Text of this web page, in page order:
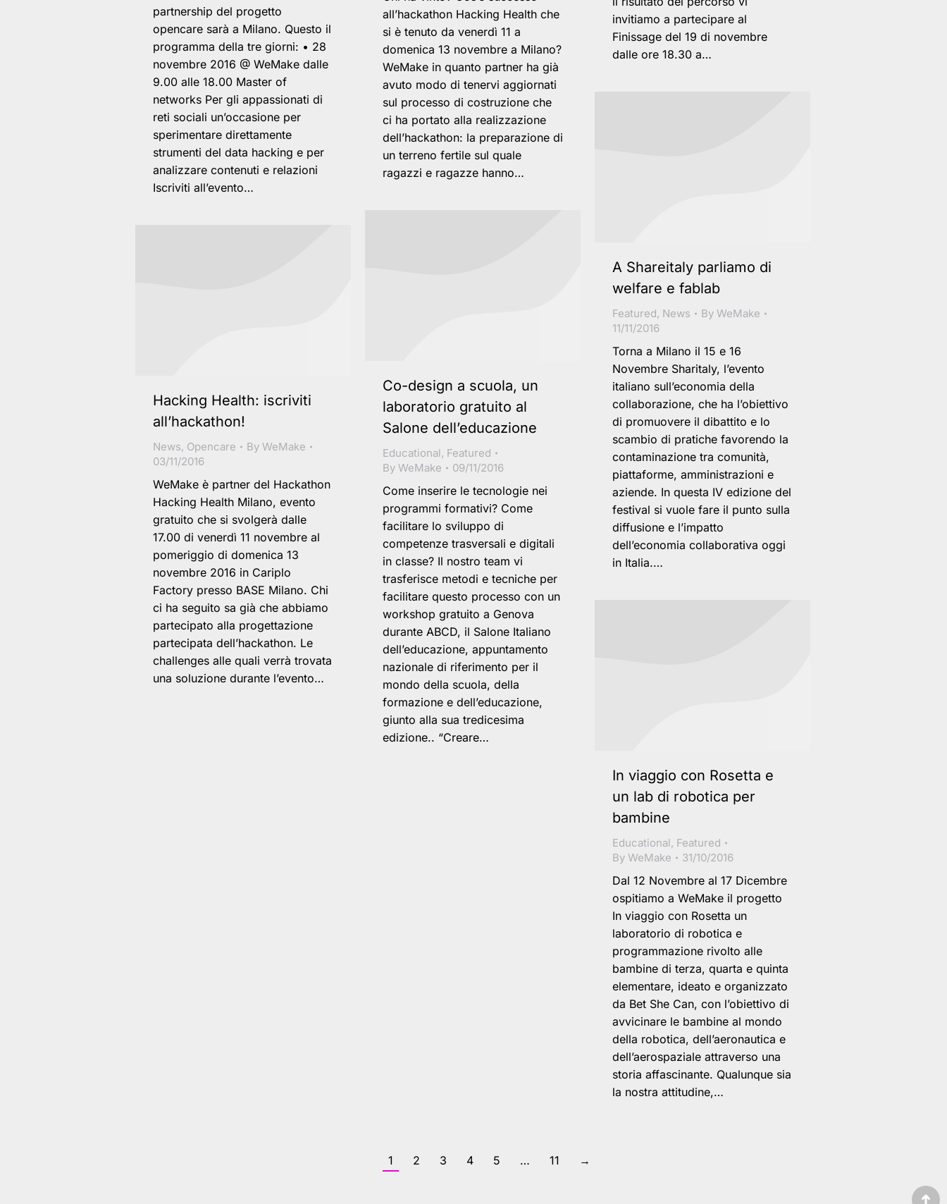
partnership del progetto
opencare sarà a Milano. Questo il
programma della tre giorni: • 28
novembre 2016 @ WeMake dalle
9.00 alle 18.00 Master of
networks Per gli appassionati di
reti sociali un’occasione per
sperimentare direttamente
strumenti del data hacking e per
analizzare contenuti e relazioni
Iscriviti all’evento…
all’hackathon Hacking Health che
si è tenuto da venerdì 11 a
domenica 13 novembre a Milano?
WeMake in quanto partner ha già
avuto modo di tenervi aggiornati
sul processo di costruzione che
ci ha portato alla realizzazione
dell’hackathon: la preparazione di
un terreno fertile sul quale
ragazzi e ragazze hanno…
invitiamo a partecipare al
Finissage del 19 di novembre
dalle ore 18.30 a…
A Shareitaly parliamo di
welfare e fablab
Featured, News By WeMake
11/11/2016
Torna a Milano il 15 e 16
Novembre Sharitaly, l’evento
italiano sull’economia della
collaborazione, che ha l’obiettivo
di promuovere il dibattito e lo
scambio di pratiche favorendo la
contaminazione tra comunità,
piattaforme, amministrazioni e
aziende. In questa IV edizione del
festival si vuole fare il punto sulla
diffusione e l’impatto
dell’economia collaborativa oggi
in Italia.…
Co-design a scuola, un
laboratorio gratuito al
Salone dell’educazione
Educational, Featured
By WeMake 09/11/2016
Come inserire le tecnologie nei
programmi formativi? Come
facilitare lo sviluppo di
competenze trasversali e digitali
in classe? Il nostro team vi
trasferisce metodi e tecniche per
facilitare questo processo con un
workshop gratuito a Genova
durante ABCD, il Salone Italiano
dell’educazione, appuntamento
nazionale di riferimento per il
mondo della scuola, della
formazione e dell’educazione,
giunto alla sua tredicesima
edizione.. “Creare…
Hacking Health: iscriviti
all’hackathon!
News, Opencare By WeMake
03/11/2016
WeMake è partner del Hackathon
Hacking Health Milano, evento
gratuito che si svolgerà dalle
17.00 di venerdì 11 novembre al
pomeriggio di domenica 13
novembre 2016 in Cariplo
Factory presso BASE Milano. Chi
ci ha seguito sa già che abbiamo
partecipato alla progettazione
partecipata dell’hackathon. Le
challenges alle quali verrà trovata
una soluzione durante l’evento…
In viaggio con Rosetta e
un lab di robotica per
bambine
Educational, Featured
By WeMake 31/10/2016
Dal 12 Novembre al 17 Dicembre
ospitiamo a WeMake il progetto
In viaggio con Rosetta un
laboratorio di robotica e
programmazione rivolto alle
bambine di terza, quarta e quinta
elementare, ideato e organizzato
da Bet She Can, con l’obiettivo di
avvicinare le bambine al mondo
della robotica, dell’aeronautica e
dell’aerospaziale attraverso una
storia affascinante. Qualunque sia
la nostra attitudine,…
1 2 3 4 5 … 11 →